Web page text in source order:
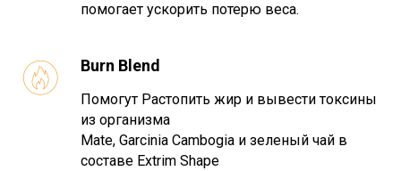
помогает ускорить потерю веса.
Burn Blend
Помогут Растопить жир и вывести токсины
из организма
Mate, Garcinia Cambogia и зеленый чай в
составе Extrim Shape